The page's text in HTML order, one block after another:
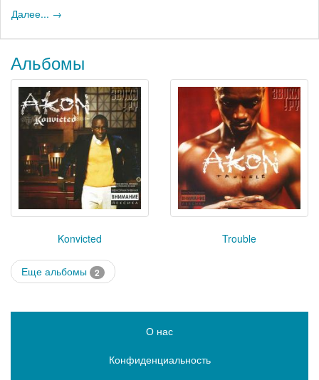
Далее... →
Альбомы
Konvicted Trouble
Еще альбомы 2
О нас
Конфиденциальность